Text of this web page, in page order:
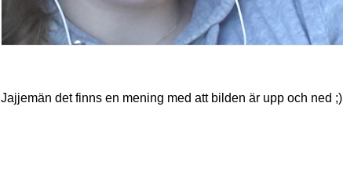
Jajjemän det finns en mening med att bilden är upp och ned ;)